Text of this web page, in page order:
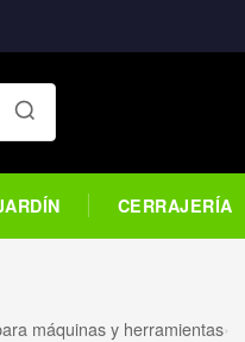
CERRAJERÍA
máquinas y herramientas›